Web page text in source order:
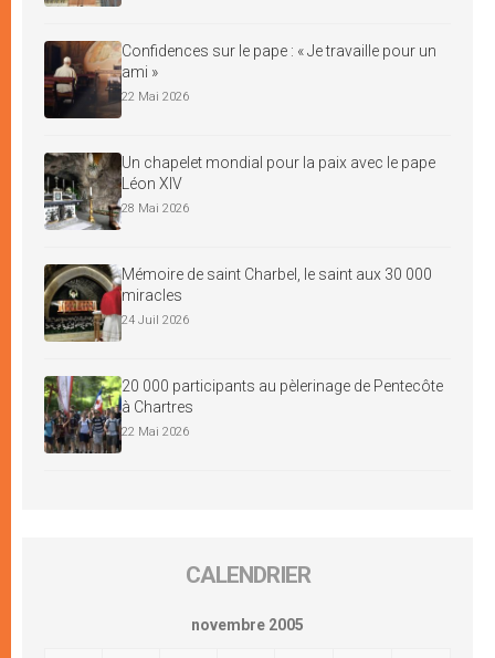
Confidences sur le pape : « Je travaille pour un
ami »
22 Mai 2026
Un chapelet mondial pour la paix avec le pape
Léon XIV
28 Mai 2026
Mémoire de saint Charbel, le saint aux 30 000
miracles
24 Juil 2026
20 000 participants au pèlerinage de Pentecôte
à Chartres
22 Mai 2026
CALENDRIER
novembre 2005